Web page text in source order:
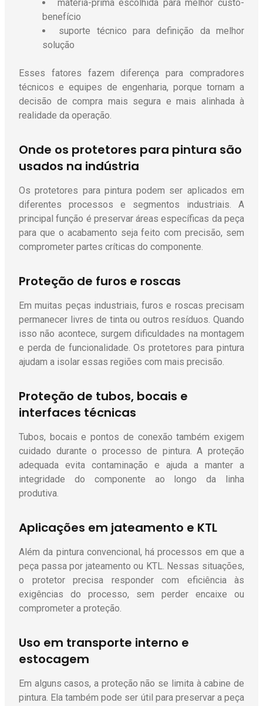
matéria-prima escolhida para melhor custo-
benefício
suporte técnico para definição da melhor
solução
Esses fatores fazem diferença para compradores
técnicos e equipes de engenharia, porque tornam a
decisão de compra mais segura e mais alinhada à
realidade da operação.
Onde os protetores para pintura são
usados na indústria
Os protetores para pintura podem ser aplicados em
diferentes processos e segmentos industriais. A
principal função é preservar áreas específicas da peça
para que o acabamento seja feito com precisão, sem
comprometer partes críticas do componente.
Proteção de furos e roscas
Em muitas peças industriais, furos e roscas precisam
permanecer livres de tinta ou outros resíduos. Quando
isso não acontece, surgem dificuldades na montagem
e perda de funcionalidade. Os protetores para pintura
ajudam a isolar essas regiões com mais precisão.
Proteção de tubos, bocais e
interfaces técnicas
Tubos, bocais e pontos de conexão também exigem
cuidado durante o processo de pintura. A proteção
adequada evita contaminação e ajuda a manter a
integridade do componente ao longo da linha
produtiva.
Aplicações em jateamento e KTL
Além da pintura convencional, há processos em que a
peça passa por jateamento ou KTL. Nessas situações,
o protetor precisa responder com eficiência às
exigências do processo, sem perder encaixe ou
comprometer a proteção.
Uso em transporte interno e
estocagem
Em alguns casos, a proteção não se limita à cabine de
pintura. Ela também pode ser útil para preservar a peça